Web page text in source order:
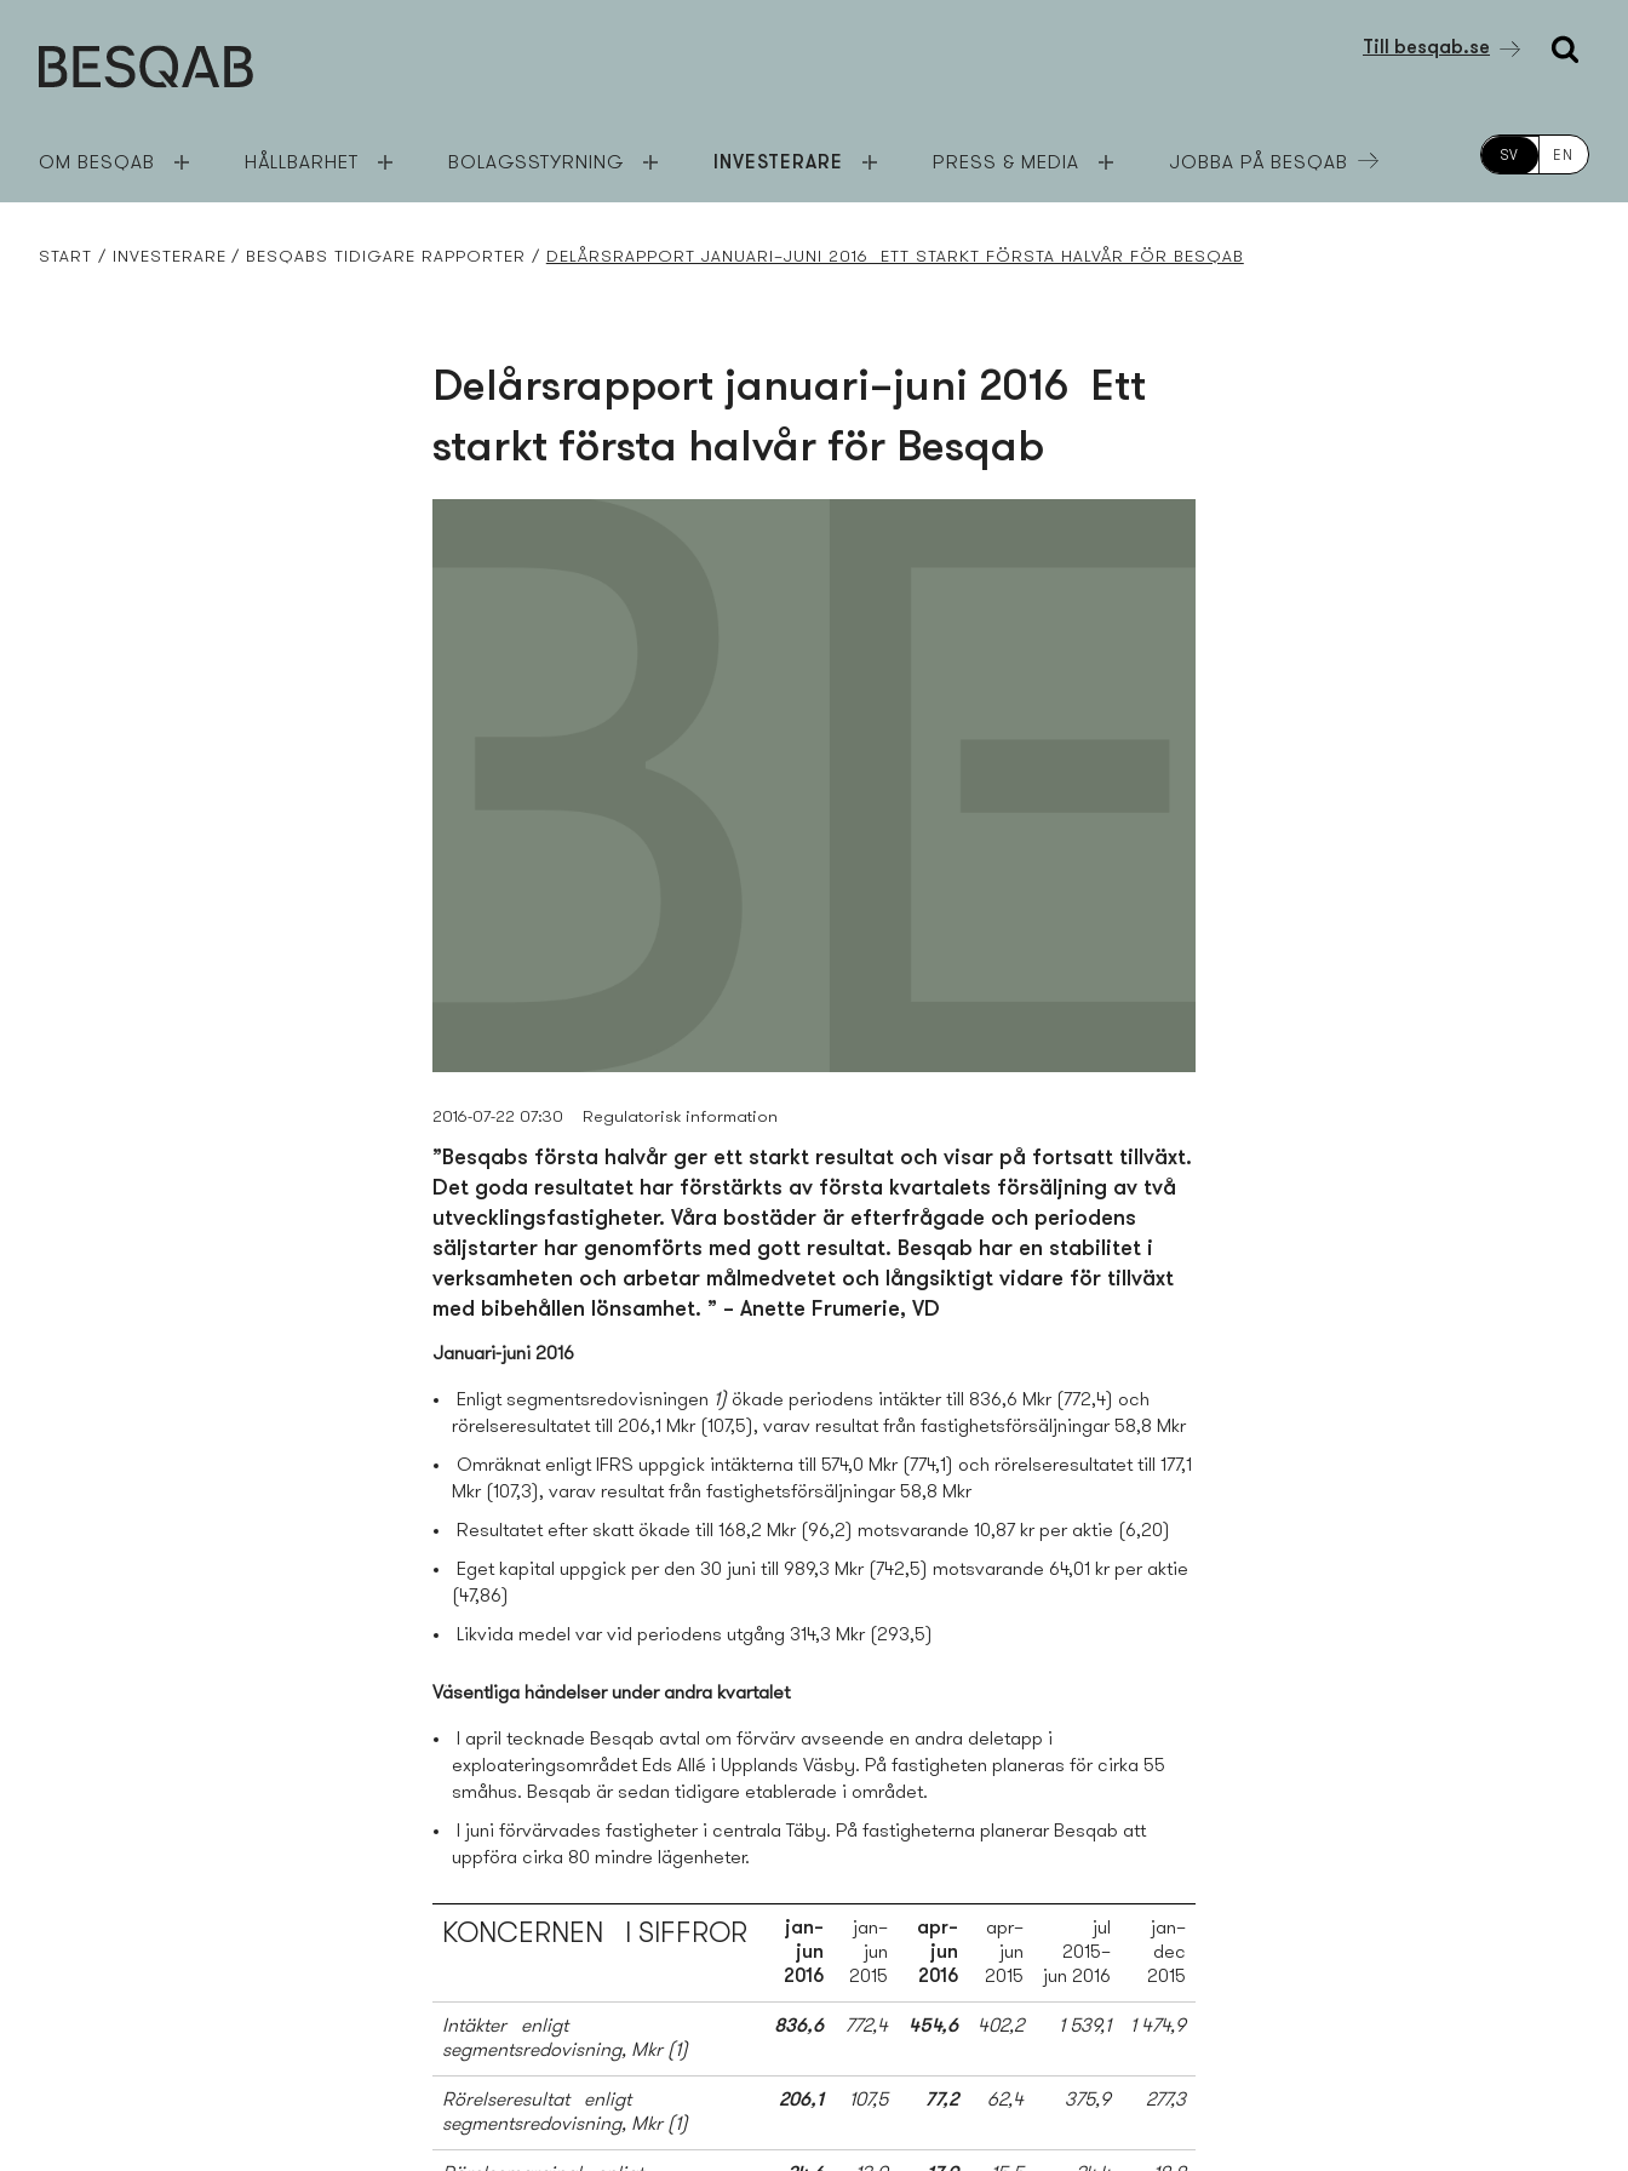
Till besqab.se
OM BESQAB HÅLLBARHET BOLAGSSTYRNING INVESTERARE PRESS & MEDIA JOBBA PÅ BESQAB SV EN
START INVESTERARE BESQABS TIDIGARE RAPPORTER DELÅRSRAPPORT JANUARI–JUNI 2016 ETT STARKT FÖRSTA HALVÅR FÖR BESQAB
Delårsrapport januari–juni 2016 Ett
starkt första halvår för Besqab
2016-07-22 07:30 Regulatorisk information
”Besqabs första halvår ger ett starkt resultat och visar på fortsatt tillväxt.
Det goda resultatet har förstärkts av första kvartalets försäljning av två
utvecklings­fastigheter. Våra bostäder är efterfrågade och periodens
säljstarter har genomförts med gott resultat. Besqab har en stabilitet i
verksamheten och arbetar målmedvetet och långsiktigt vidare för tillväxt
med bibehållen lönsamhet. ” – Anette Frumerie, VD
Januari-juni 2016
Enligt segmentsredovisningen 1)ökade periodens intäkter till 836,6 Mkr (772,4) och
rörelseresultatet till 206,1 Mkr (107,5), varav resultat från fastighets­försäljningar 58,8 Mkr
Omräknat enligt IFRS uppgick intäkterna till 574,0 Mkr (774,1) och rörelseresultatet till 177,1
Mkr (107,3), varav resultat från fastighets­försäljningar 58,8 Mkr
Resultatet efter skatt ökade till 168,2 Mkr (96,2) motsvarande 10,87 kr per aktie (6,20)
Eget kapital uppgick per den 30 juni till 989,3 Mkr (742,5) motsvarande 64,01 kr per aktie
(47,86)
Likvida medel var vid periodens utgång 314,3 Mkr (293,5)
Väsentliga händelser under andra kvartalet
I april tecknade Besqab avtal om förvärv avseende en andra deletapp i
exploateringsområdetEds Allé i Upplands Väsby. På fastigheten planeras för cirka 55
småhus. Besqab är sedan tidigare etablerade i området.
I juni förvärvades fastigheter i centrala Täby. På fastigheterna planerar Besqab att
uppföra cirka 80 mindre lägenheter.
KONCERNEN I SIFFROR
jan–
jun
2016
jan–
jun
2015
apr–
jun
2016
apr–
jun
2015
jul
2015–
jun 2016
jan–
dec
2015
Intäkter enligt
segmentsredovisning, Mkr(1)
836,6 772,4 454,6 402,2 1 539,1 1 474,9
Rörelseresultat enligt
segmentsredovisning, Mkr(1)
206,1 107,5 77,2 62,4 375,9 277,3